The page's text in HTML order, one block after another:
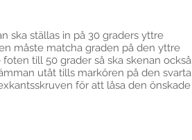
ska ställas in på 30 graders yttre
måste matcha graden på den yttre
till 50 grader så ska skenan också
utåt tills markören på den svarta
för att låsa den önskade